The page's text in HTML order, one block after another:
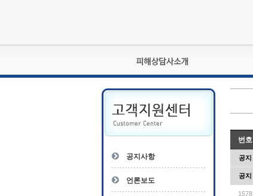
피해상담사란?
자격관리규정
상담사 자격증 확인
- 피해상담사 1급
- 전문수련감독자
- 전문수련기관
공지사항
언론보도
번호
공지
공지
1578